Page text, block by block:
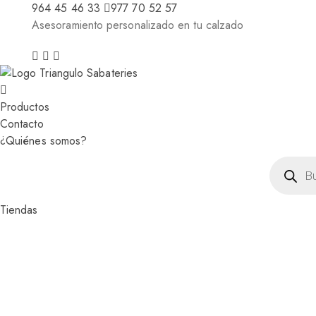
964 45 46 33
977 70 52 57
Asesoramiento personalizado en tu calzado
Productos
Contacto
¿Quiénes somos?
Tiendas